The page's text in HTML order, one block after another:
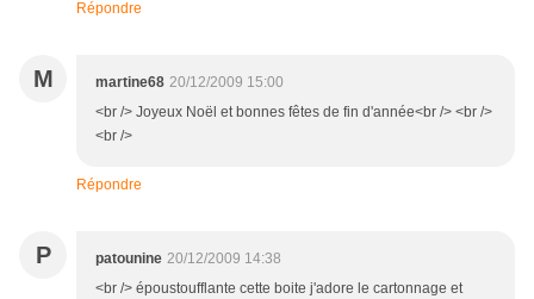
Répondre
M martine68 20/12/2009 15:00
<br /> Joyeux Noël et bonnes fêtes de fin d'année<br /> <br />
<br />
Répondre
P patounine 20/12/2009 14:38
<br /> époustoufflante cette boite j'adore le cartonnage et